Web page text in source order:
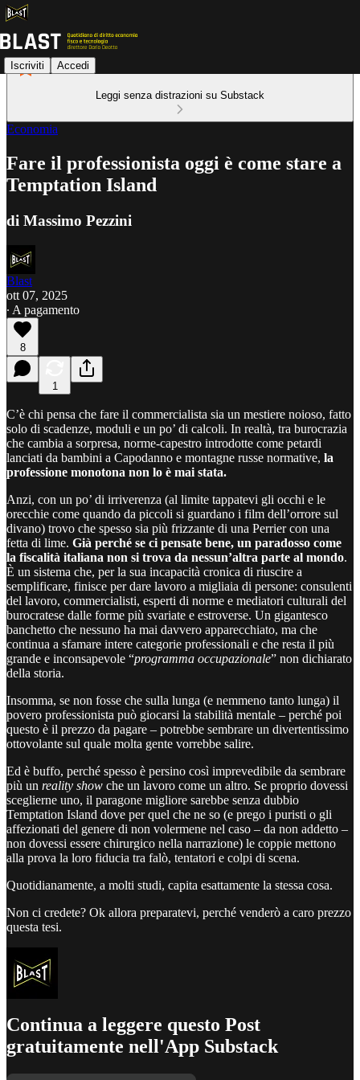
Iscriviti Accedi
Leggi senza distrazioni su Substack
Economia
Fare il professionista oggi è come stare a
Temptation Island
di Massimo Pezzini
Blast
ott 07, 2025
∙ A pagamento
8
1
C’è chi pensa che fare il commercialista sia un mestiere noioso, fatto
solo di scadenze, moduli e un po’ di calcoli. In realtà, tra burocrazia
che cambia a sorpresa, norme-capestro introdotte come petardi
lanciati da bambini a Capodanno e montagne russe normative, la
professione monotona non lo è mai stata.
Anzi, con un po’ di irriverenza (al limite tappatevi gli occhi e le
orecchie come quando da piccoli si guardano i film dell’orrore sul
divano) trovo che spesso sia più frizzante di una Perrier con una
fetta di lime. Già perché se ci pensate bene, un paradosso come
la fiscalità italiana non si trova da nessun’altra parte al mondo.
È un sistema che, per la sua incapacità cronica di riuscire a
semplificare, finisce per dare lavoro a migliaia di persone: consulenti
del lavoro, commercialisti, esperti di norme e mediatori culturali del
burocratese dalle forme più svariate e estroverse. Un gigantesco
banchetto che nessuno ha mai davvero apparecchiato, ma che
continua a sfamare intere categorie professionali e che resta il più
grande e inconsapevole “programma occupazionale” non dichiarato
della storia.
Insomma, se non fosse che sulla lunga (e nemmeno tanto lunga) il
povero professionista può giocarsi la stabilità mentale – perché poi
questo è il prezzo da pagare – potrebbe sembrare un divertentissimo
ottovolante sul quale molta gente vorrebbe salire.
Ed è buffo, perché spesso è persino così imprevedibile da sembrare
più un reality show che un lavoro come un altro. Se proprio dovessi
sceglierne uno, il paragone migliore sarebbe senza dubbio
Temptation Island dove per quel che ne so (e prego i puristi o gli
affezionati del genere di non volermene nel caso – da non addetto –
non dovessi essere chirurgico nella narrazione) le coppie mettono
alla prova la loro fiducia tra falò, tentatori e colpi di scena.
Quotidianamente, a molti studi, capita esattamente la stessa cosa.
Non ci credete? Ok allora preparatevi, perché venderò a caro prezzo
questa tesi.
Continua a leggere questo Post
gratuitamente nell'App Substack